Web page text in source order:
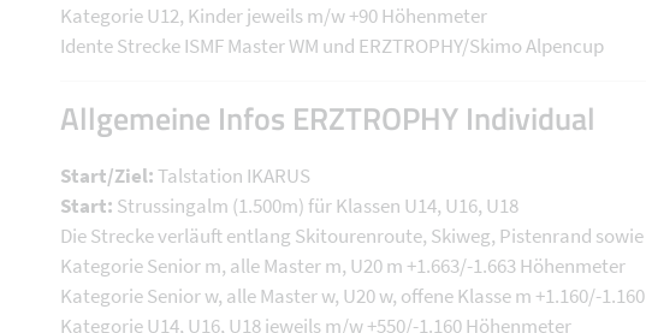
Kategorie U12, Kinder jeweils m/w +90 Höhenmeter
Idente Strecke ISMF Master WM und ERZTROPHY/Skimo Alpencup
Allgemeine Infos ERZTROPHY Individual
Start/Ziel:Talstation IKARUS
Start: Strussingalm (1.500m) für Klassen U14, U16, U18
Die Strecke verläuft entlang Skitourenroute, Skiweg, Pistenrand
Kategorie Senior m, alle Master m, U20 m +1.663/-1.663 Höhenmeter
Kategorie Senior w, alle Master w, U20 w, offene Klasse m +1.160/-
Kategorie U14, U16, U18 jeweils m/w +550/-1.160 Höhenmeter